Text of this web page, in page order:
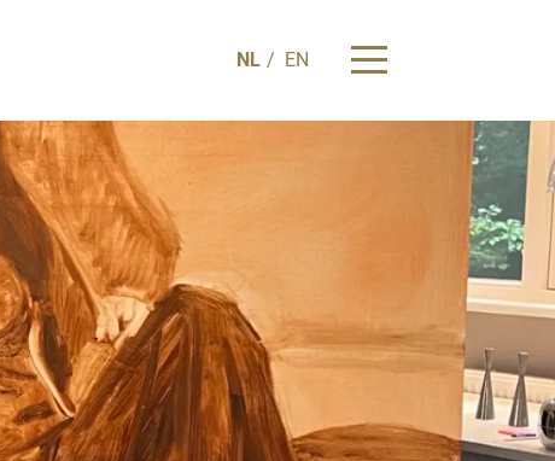
NL EN